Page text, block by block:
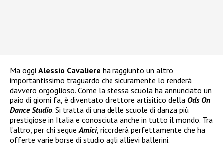
Ma oggi Alessio Cavaliere ha raggiunto un altro
importantissimo traguardo che sicuramente lo renderà
davvero orgoglioso. Come la stessa scuola ha annunciato un
paio di giorni fa, è diventato direttore artisitico della Ods On
Dance Studio. Si tratta di una delle scuole di danza più
prestigiose in Italia e conosciuta anche in tutto il mondo. Tra
l’altro, per chi segue Amici, ricorderà perfettamente che ha
offerte varie borse di studio agli allievi ballerini.